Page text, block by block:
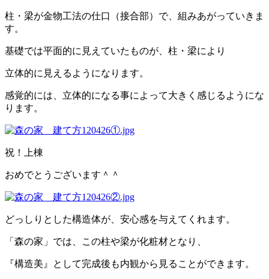
柱・梁が金物工法の仕口（接合部）で、組みあがっていきま
す。
基礎では平面的に見えていたものが、柱・梁により
立体的に見えるようになります。
感覚的には、立体的になる事によって大きく感じるようにな
ります。
祝！上棟
おめでとうございます＾＾
どっしりとした構造体が、安心感を与えてくれます。
「森の家」では、この柱や梁が化粧材となり、
『構造美』として完成後も内観から見ることができます。